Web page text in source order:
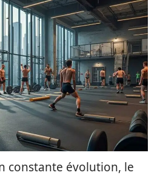
constante évolution, le